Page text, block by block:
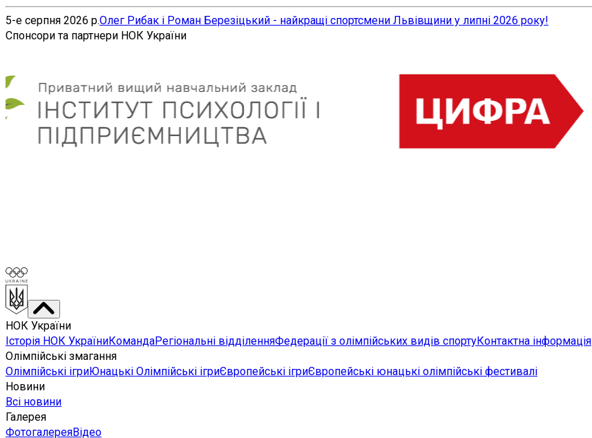
5-е серпня 2026 р.Олег Рибак і Роман Березіцький - найкращі спортсмени Львівщини у липні 2026 року!
Спонсори та партнери НОК України
НОК України
Історія НОК УкраїниКомандаРегіональні відділенняФедерації з олімпійських видів спортуКонтактна інформація
Олімпійські змагання
Олімпійські ігриЮнацькі Олімпійські ігриЄвропейські ігриЄвропейські юнацькі олімпійські фестивалі
Новини
Всі новини
Галерея
ФотогалереяВідео